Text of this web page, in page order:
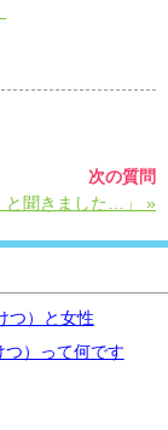
次の質問
と聞きました…」 »
つ）と女性
つ）って何です